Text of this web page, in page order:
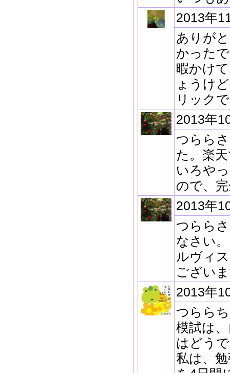
2013年
ありが
かった
暇かけ
ょうけ
リック
2013年
つらら
た。楽
いろや
ので、
2013年
つらら
なさい
ルヴィ
ござい
2013年
つらら
模試は
はどう
私は、